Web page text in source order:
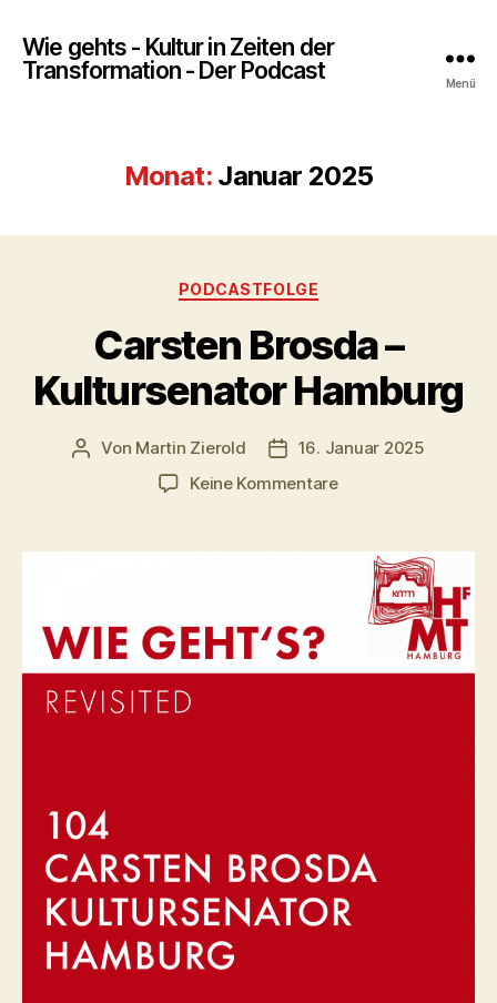
Wie gehts - Kultur in Zeiten der
Transformation - Der Podcast
Menü
Monat: Januar 2025
Kategorien
PODCASTFOLGE
Carsten Brosda –
Kultursenator Hamburg
Beitragsautor
Von Martin Zierold Veröffentlichungsdatum
16. Januar 2025
Keine Kommentarezu
–
Kultursenator
Hamburg